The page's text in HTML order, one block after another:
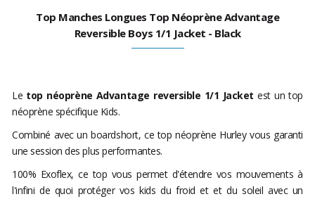
Top Manches Longues Top Néoprène Advantage
Reversible Boys 1/1 Jacket - Black
Le top néoprène Advantage reversible 1/1 Jacketest un top
néoprène spécifique Kids.
Combiné avec un boardshort, ce top néoprène Hurley vous garanti
une session des plus performantes.
100% Exoflex, ce top vous permet d'étendre vos mouvements à
l'infini de quoi protéger vos kids du froid et et du soleil avec un